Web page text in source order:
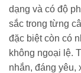
dạng và có độ
sắc trong từng
đặc biệt còn có
không ngoại lệ.
nhắn, đáng yêu,